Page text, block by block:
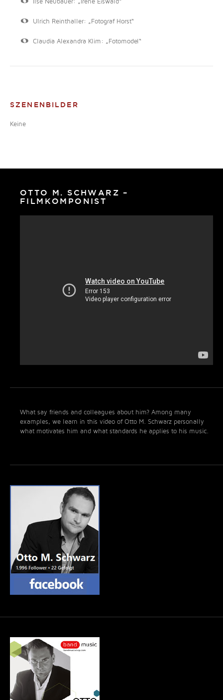
Ilse Neubauer: „Irene Eiswald“
Ulrich Reinthaller: „Fotograf Horst“
Claudia Alexandra Klim: „Fotomodel“
SZENENBILDER
Keine
OTTO M. SCHWARZ –
FILMKOMPONIST
What say friends and colleagues about him? Among many
examples, we learn in this video of Otto M. Schwarz personally
what motivates him and what standards he applies to his music.